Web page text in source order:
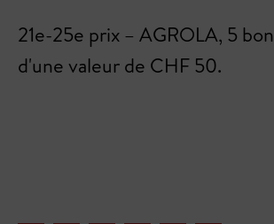
21e-25e prix – AGROLA, 5
d'une valeur de CHF 50.